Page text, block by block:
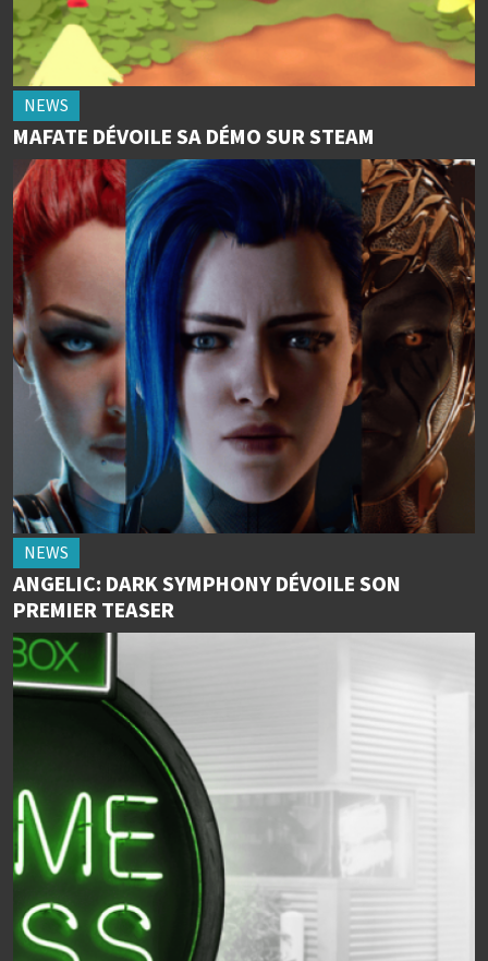
NEWS
MAFATE DÉVOILE SA DÉMO SUR STEAM
NEWS
ANGELIC: DARK SYMPHONY DÉVOILE SON
PREMIER TEASER